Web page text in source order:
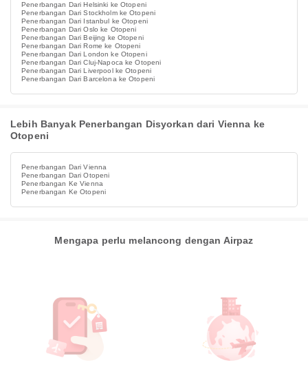
Penerbangan Dari Helsinki ke Otopeni
Penerbangan Dari Stockholm ke Otopeni
Penerbangan Dari Istanbul ke Otopeni
Penerbangan Dari Oslo ke Otopeni
Penerbangan Dari Beijing ke Otopeni
Penerbangan Dari Rome ke Otopeni
Penerbangan Dari London ke Otopeni
Penerbangan Dari Cluj-Napoca ke Otopeni
Penerbangan Dari Liverpool ke Otopeni
Penerbangan Dari Barcelona ke Otopeni
Lebih Banyak Penerbangan Disyorkan dari Vienna ke
Otopeni
Penerbangan Dari Vienna
Penerbangan Dari Otopeni
Penerbangan Ke Vienna
Penerbangan Ke Otopeni
Mengapa perlu melancong dengan Airpaz